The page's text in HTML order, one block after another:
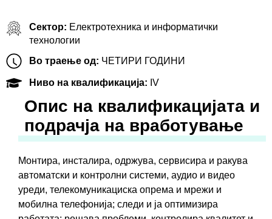
Сектор: Електротехника и информатички
технологии
Во траење од: ЧЕТИРИ ГОДИНИ
Ниво на квалификација: IV
Oпис на квалификацијата и
подрачја на вработување
Монтира, инсталира, одржува, сервисира и ракува
автоматски и контролни системи, аудио и видео
уреди, телекомуникациска опрема и мрежи и
мобилна телефонија; следи и ја оптимизира